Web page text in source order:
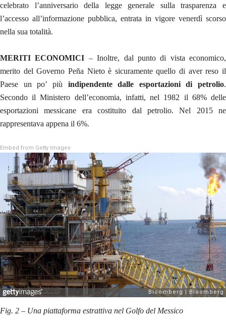
celebrato l’anniversario della legge generale sulla trasparenza e
l’accesso all’informazione pubblica, entrata in vigore venerdì scorso
nella sua totalità.
MERITI ECONOMICI – Inoltre, dal punto di vista economico,
merito del Governo Peña Nieto è sicuramente quello di aver reso il
Paese un po’ più indipendente dalle esportazioni di petrolio.
Secondo il Ministero dell’economia, infatti, nel 1982 il 68% delle
esportazioni messicane era costituito dal petrolio. Nel 2015 ne
rappresentava appena il 6%.
Embed from Getty Images
Fig. 2 – Una piattaforma estrattiva nel Golfo del Messico